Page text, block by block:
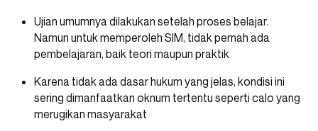
Ujian umumnya dilakukan setelah proses belajar.
Namun untuk memperoleh SIM, tidak pernah ada
pembelajaran, baik teori maupun praktik
Karena tidak ada dasar hukum yang jelas, kondisi ini
sering dimanfaatkan oknum tertentu seperti calo yang
merugikan masyarakat